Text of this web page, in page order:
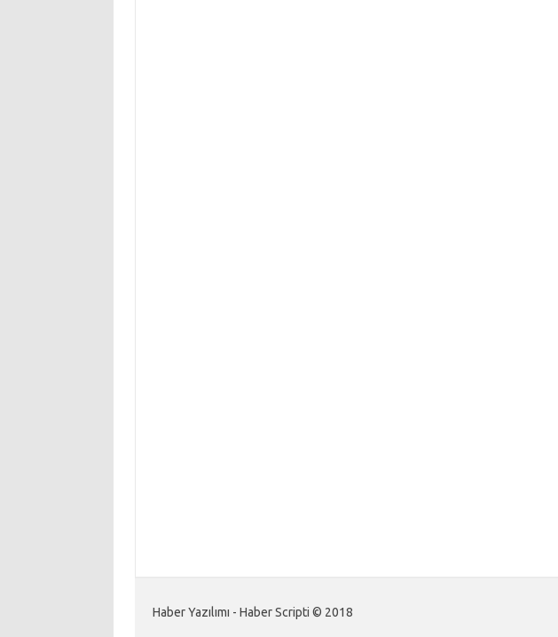
Haber Yazılımı - Haber Scripti © 2018